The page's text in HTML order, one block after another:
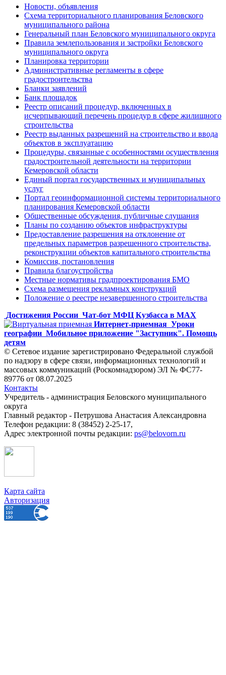
Новости, объявления
Схема территориального планирования Беловского
муниципального района
Генеральный план Беловского муниципального округа
Правила землепользования и застройки Беловского
муниципального округа
Планировка территории
Административные регламенты в сфере
градостроительства
Бланки заявлений
Банк площадок
Реестр описаний процедур, включенных в
исчерпывающий перечень процедур в сфере жилищного
строительства
Реестр выданных разрешений на строительство и ввода
объектов в эксплуатацию
Процедуры, связанные с особенностями осуществления
градостроительной деятельности на территории
Кемеровской области
Единый портал государственных и муниципальных
услуг
Портал геоинформационной системы территориального
планирования Кемеровской области
Общественные обсуждения, публичные слушания
Планы по созданию объектов инфраструктуры
Предоставление разрешения на отклонение от
предельных параметров разрешенного строительства,
реконструкции объектов капитального строительства
Комиссия, постановления
Правила благоустройства
Местные нормативы градпроектирования БМО
Схема размещения рекламных конструкций
Положение о реестре незавершенного строительства
Достижения России Чат-бот МФЦ Кузбасса в MAX
Интернет-приемная Уроки
географии Мобильное приложение "Заступник". Помощь
детям
© Сетевое издание зарегистрировано Федеральной службой
по надзору в сфере связи, информационных технологий и
массовых коммуникаций (Роскомнадзором) ЭЛ № ФС77-
89776 от 08.07.2025
Контакты
Учредитель - администрация Беловского муниципального
округа
Главный редактор - Петрушова Анастасия Александровна
Телефон редакции: 8 (38452) 2-25-17,
Адрес электронной почты редакции: ps@belovorn.ru
Карта сайта
Авторизация